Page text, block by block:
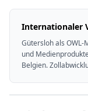
Internationaler
Gütersloh als
und
Belgien.